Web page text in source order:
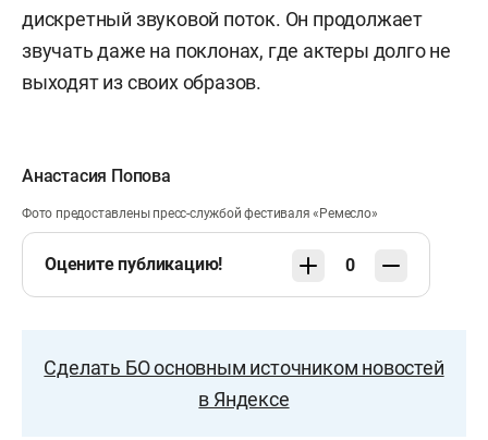
дискретный звуковой поток. Он продолжает
звучать даже на поклонах, где актеры долго не
выходят из своих образов.
Анастасия Попова
Фото предоставлены пресс-службой фестиваля «Ремесло»
Оцените публикацию! 0
Сделать БО основным источником новостей
в Яндексе